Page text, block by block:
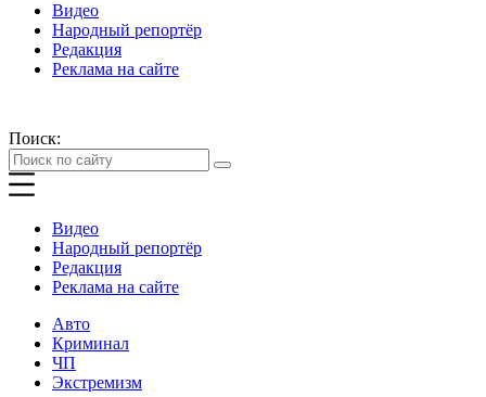
Видео
Народный репортёр
Редакция
Реклама на сайте
Поиск:
Видео
Народный репортёр
Редакция
Реклама на сайте
Авто
Криминал
ЧП
Экстремизм